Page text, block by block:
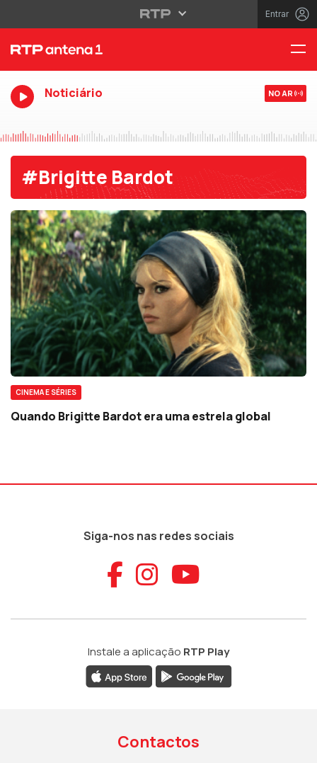
Entrar
Noticiário NO AR
#Brigitte Bardot
CINEMA E SÉRIES
Quando Brigitte Bardot era uma estrela global
Siga-nos nas redes sociais
Aceder ao
Aceder ao
Aceder
Instale a aplicação RTP Play
Contactos